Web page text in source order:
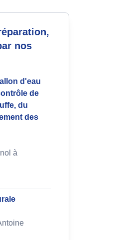
nos
d'eau
de
du
des
à